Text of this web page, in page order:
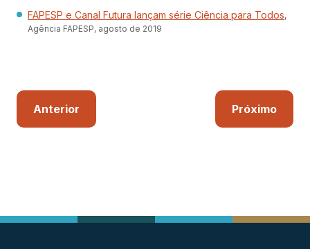
FAPESP e Canal Futura lançam série Ciência para Todos,
Agência FAPESP, agosto de 2019
Anterior Próximo